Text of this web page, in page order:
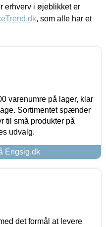
erhverv i øjeblikket er
, som alle har et
varenumre på lager, klar
Sortimentet spænder
til små produkter på
udvalg.
Engsig.dk
det formål at levere